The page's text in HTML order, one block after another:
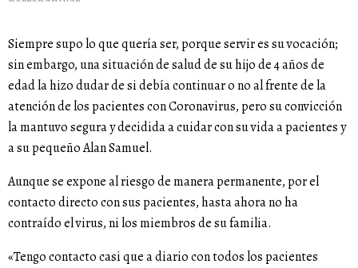
Siempre supo lo que quería ser, porque servir es su vocación;
sin embargo, una situación de salud de su hijo de 4 años de
edad la hizo dudar de si debía continuar o no al frente de la
atención de los pacientes con Coronavirus, pero su convicción
la mantuvo segura y decidida a cuidar con su vida a pacientes y
a su pequeño Alan Samuel.
Aunque se expone al riesgo de manera permanente, por el
contacto directo con sus pacientes, hasta ahora no ha
contraído el virus, ni los miembros de su familia.
«Tengo contacto casi que a diario con todos los pacientes